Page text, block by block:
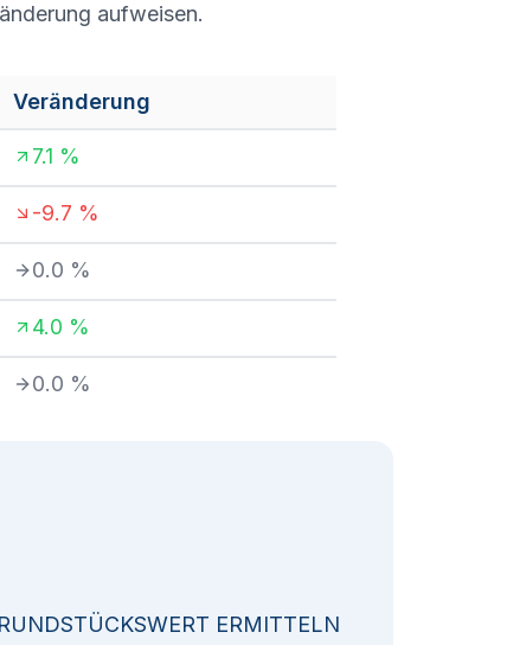
aufweisen.
Veränderung
7.1 %
-9.7 %
0.0 %
4.0 %
0.0 %
ERMITTELN